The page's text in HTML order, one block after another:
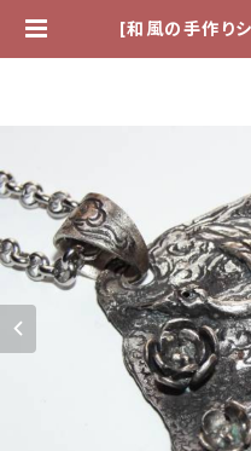
[和風の手作り